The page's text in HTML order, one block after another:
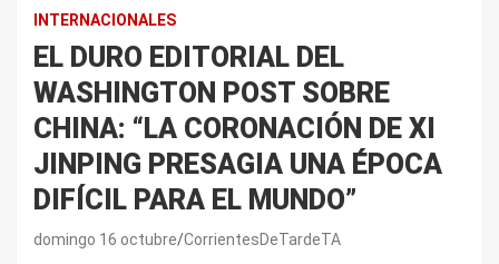
INTERNACIONALES
EL DURO EDITORIAL DEL
WASHINGTON POST SOBRE
CHINA: “LA CORONACIÓN DE XI
JINPING PRESAGIA UNA ÉPOCA
DIFÍCIL PARA EL MUNDO”
domingo 16 octubre CorrientesDeTardeTA